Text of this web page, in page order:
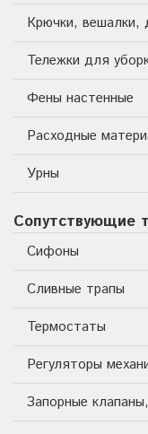
Крючки, вешалки,
Тележки для
Фены настенные
Расходные
Урны
Сопутствующие
Сифоны
Сливные трапы
Термостаты
Регуляторы
Запорные